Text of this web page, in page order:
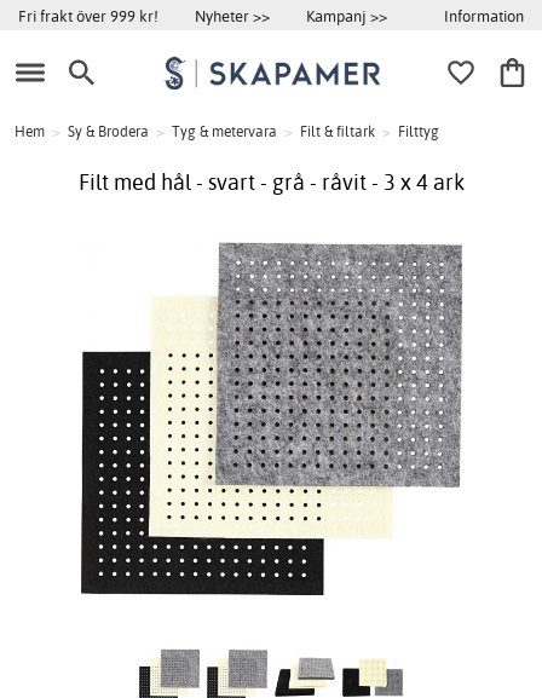
Fri frakt över 999 kr! Nyheter >> Kampanj >> Information
Hem > Sy & Brodera > Tyg & metervara > Filt & filtark > Filttyg
Filt med hål - svart - grå - råvit - 3 x 4 ark